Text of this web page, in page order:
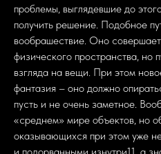
проблемы, выглядевшие до
получить решение. Подобное
вообрашествие. Оно
физического пространства, но
взгляда на вещи. При этом
фантазия – оно должно
пусть и не очень заметное.
«среднем» мире объектов, но
оказывающихся при этом уже
и подорванными изнутри11, а